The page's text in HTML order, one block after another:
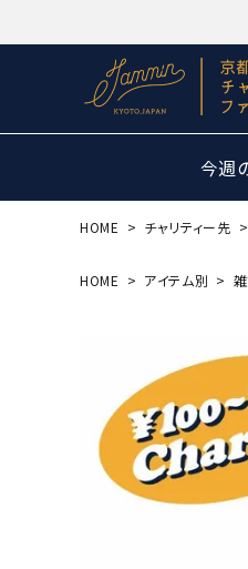
今週
HOME チャリティー先
HOME アイテム別